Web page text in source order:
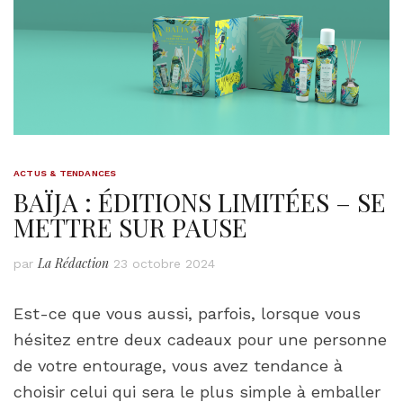
ACTUS & TENDANCES
BAÏJA : ÉDITIONS LIMITÉES – SE
METTRE SUR PAUSE
par La Rédaction 23 octobre 2024
Est-ce que vous aussi, parfois, lorsque vous
hésitez entre deux cadeaux pour une personne
de votre entourage, vous avez tendance à
choisir celui qui sera le plus simple à emballer